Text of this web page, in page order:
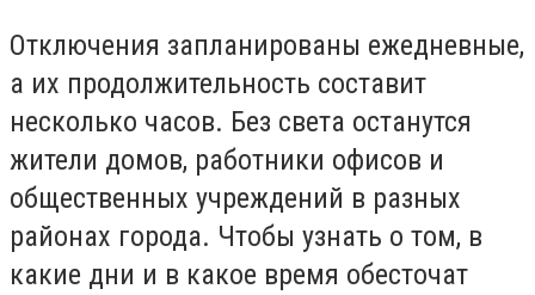
Отключения запланированы ежедневные,
а их продолжительность составит
несколько часов. Без света останутся
жители домов, работники офисов и
общественных учреждений в разных
районах города. Чтобы узнать о том, в
какие дни и в какое время обесточат